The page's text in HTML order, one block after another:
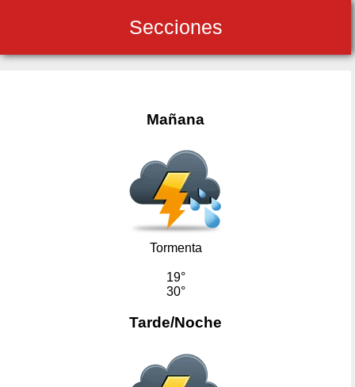
Secciones
Mañana
Tormenta
19°
30°
Tarde/Noche